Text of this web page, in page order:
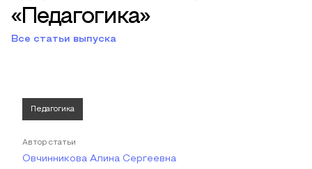
«Педагогика»
Все статьи выпуска
Педагогика
Автор статьи
Овчинникова Алина Сергеевна